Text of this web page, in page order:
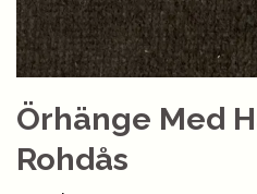
Örhänge Med
Rohdås